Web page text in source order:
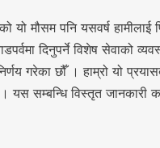
यो मौसम पनि यसवर्ष
दिनुपर्ने विशेष सेवाको
गरेका छौँ । हाम्रो यो
यस सम्बन्धि विस्तृत